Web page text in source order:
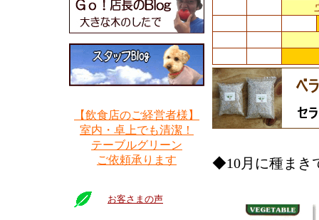
【飲食店のご経営者様】
室内・卓上でも清潔！
テーブルグリーン
ご依頼承ります
お客さまの声
◆10月に種まき